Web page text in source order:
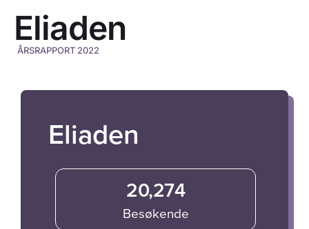
Eliaden
ÅRSRAPPORT 2022
Eliaden
Besøkende
20,274